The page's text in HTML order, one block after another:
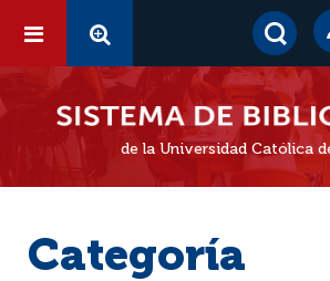
de la Universidad Católica
Categoría